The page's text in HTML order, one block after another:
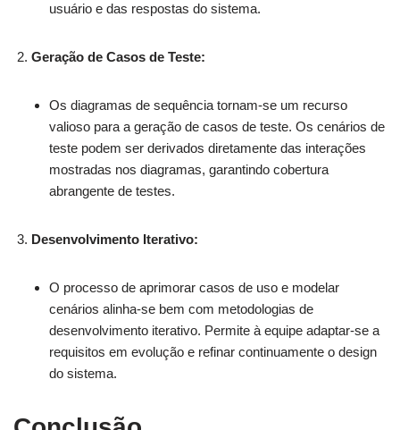
usuário e das respostas do sistema.
Geração de Casos de Teste:
Os diagramas de sequência tornam-se um recurso
valioso para a geração de casos de teste. Os cenários de
teste podem ser derivados diretamente das interações
mostradas nos diagramas, garantindo cobertura
abrangente de testes.
Desenvolvimento Iterativo:
O processo de aprimorar casos de uso e modelar
cenários alinha-se bem com metodologias de
desenvolvimento iterativo. Permite à equipe adaptar-se a
requisitos em evolução e refinar continuamente o design
do sistema.